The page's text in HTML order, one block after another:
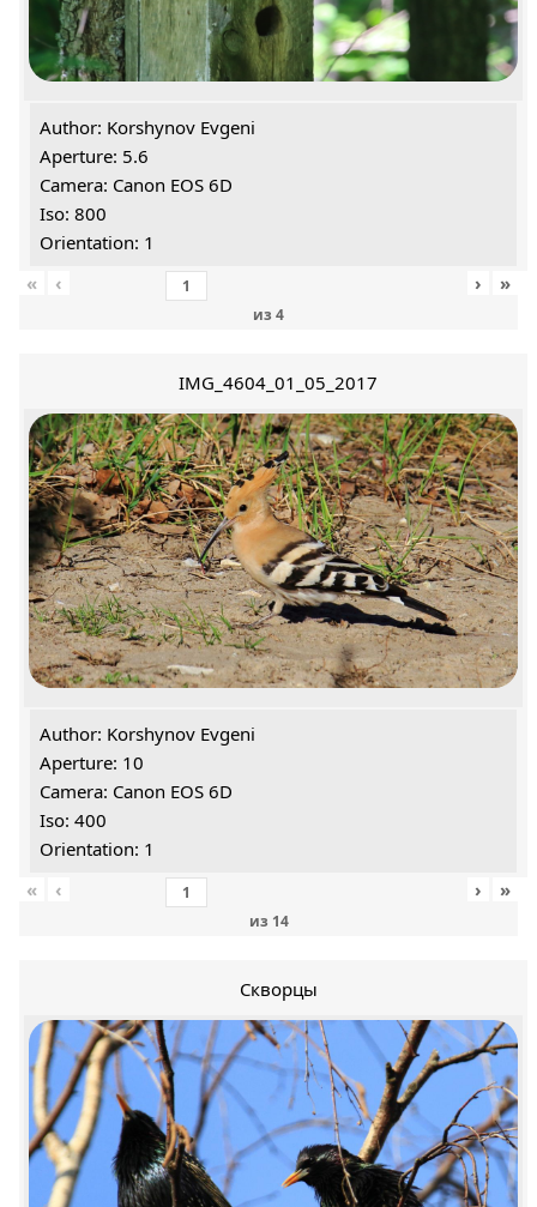
Author: Korshynov Evgeni
Aperture: 5.6
Camera: Canon EOS 6D
Iso: 800
Orientation: 1
«
‹
из 4
› »
IMG_4604_01_05_2017
Author: Korshynov Evgeni
Aperture: 10
Camera: Canon EOS 6D
Iso: 400
Orientation: 1
«
‹
из 14
› »
Скворцы